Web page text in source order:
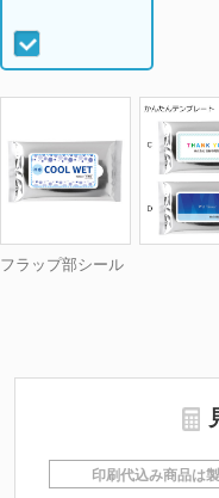
フラップ部シール
印刷代込み商品は